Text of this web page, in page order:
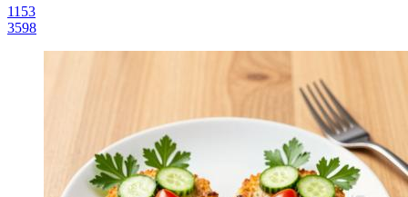
1153
3598